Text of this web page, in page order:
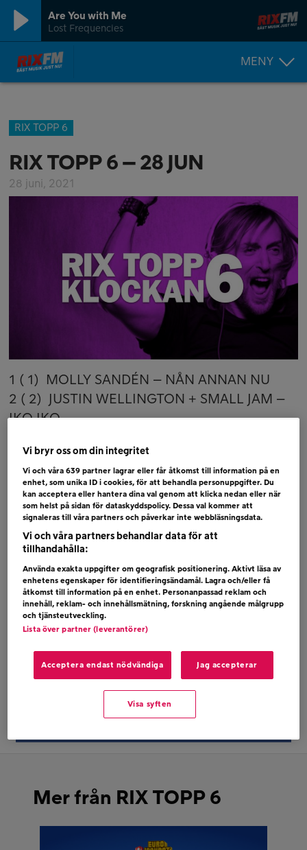
Are You with Me
Lost Frequencies
MENY
RIX TOPP 6
RIX TOPP 6 – 28 JUN
28 juni, 2021
1 ( 1) MOLLY SANDÉN – NÅN ANNAN NU
2 ( 2) JUSTIN WELLINGTON + SMALL JAM –
IKO IKO
4 ( 6) DARIN – CAN´T STAY AWAY
5 (NY) HANNA FERM – FÖR EVIGT
6 ( 5) ZARA LARSSON – LOOK WHAT WE´VE
DONE
Bubblare
AGNES – 24 HOURS
ELENA TSAGRINOU – EL DIABLO
SANDRO CAVAZZA + GEORGIA KU – LOVE
TO LOSE
Dela på twitter
Mer från RIX TOPP 6
Vi bryr oss om din integritet
Vi och våra639 partner lagrar eller får åtkomst till information på en
enhet, som unika ID i cookies, för att behandla personuppgifter. Du
kan acceptera eller hantera dina val genom att klicka nedan eller när
som helst på sidan för dataskyddspolicy. Dessa val kommer att
signaleras till våra partners och påverkar inte webbläsningsdata.
Vi och våra partners behandlar data för att
tillhandahålla:
Använda exakta uppgifter om geografisk positionering. Aktivt läsa av
enhetens egenskaper för identifieringsändamål. Lagra och/eller få
åtkomst till information på en enhet. Personanpassad reklam och
innehåll, reklam- och innehållsmätning, forskning angående målgrupp
och tjänsteutveckling.
Lista över partner (leverantörer)
Acceptera endast nödvändiga Jag accepterar
Visa syften